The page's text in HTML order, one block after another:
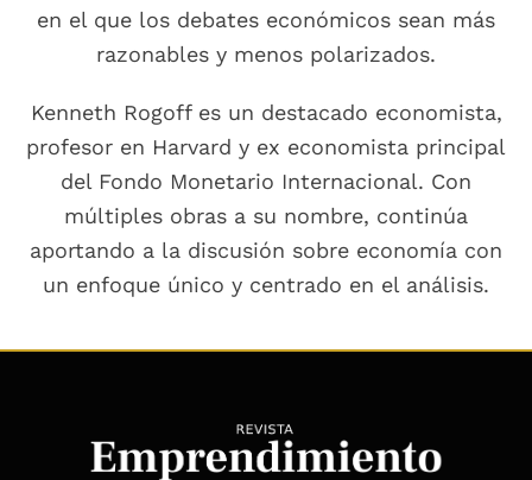
en el que los debates económicos sean más
razonables y menos polarizados.
Kenneth Rogoff es un destacado economista,
profesor en Harvard y ex economista principal
del Fondo Monetario Internacional. Con
múltiples obras a su nombre, continúa
aportando a la discusión sobre economía con
un enfoque único y centrado en el análisis.